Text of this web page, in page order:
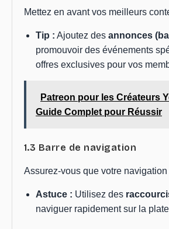
Mettez en avant vos meilleurs
Tip : Ajoutez des annonces
promouvoir des événements
offres exclusives pour vos
Patreon pour les Créateurs
Guide Complet pour Réussir
1.3 Barre de navigation
Assurez-vous que votre navigation
Astuce : Utilisez des
naviguer rapidement sur la